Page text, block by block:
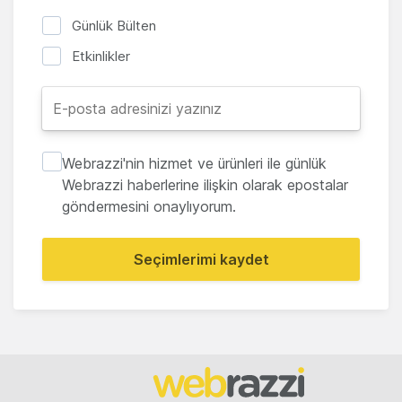
Günlük Bülten
Etkinlikler
Webrazzi'nin hizmet ve ürünleri ile günlük
Webrazzi haberlerine ilişkin olarak epostalar
göndermesini onaylıyorum.
Seçimlerimi kaydet